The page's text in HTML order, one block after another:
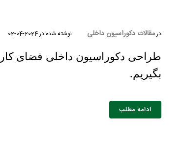
درمقالات دکوراسیون داخلی نوشته شده در2024-04-02
طراحی دکوراسیون داخلی فضای کار
بگیریم.
ادامه مطلب